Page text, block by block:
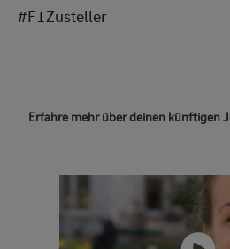
#F1Zusteller
Erfahre mehr über deinen künftigen